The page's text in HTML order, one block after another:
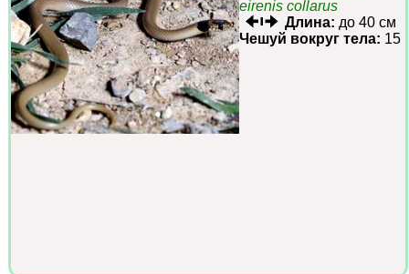
eirenis collarus
Длина: до 40 см
Чешуй вокруг тела: 15